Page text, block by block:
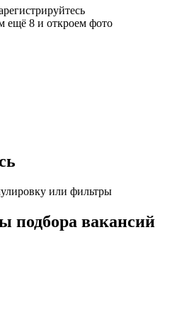
ещё 8 и откроем фото
или фильтры
подбора вакансий